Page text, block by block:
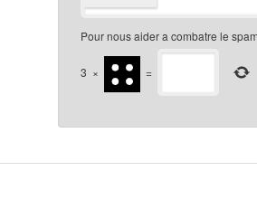
Pour nous aider a combatre le
3 × =